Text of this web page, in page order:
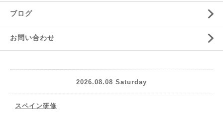
ブログ
お問い合わせ
2026.08.08 Saturday
スペイン研修